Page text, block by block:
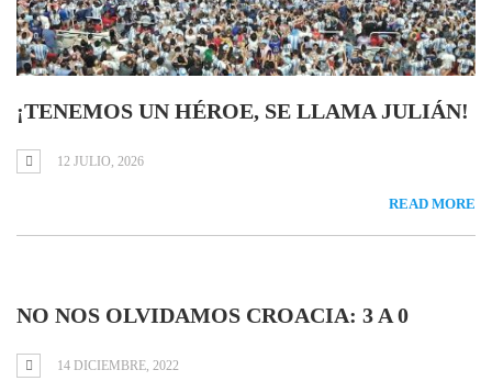
¡TENEMOS UN HÉROE, SE LLAMA JULIÁN!
12 JULIO, 2026
READ MORE
NO NOS OLVIDAMOS CROACIA: 3 A 0
14 DICIEMBRE, 2022